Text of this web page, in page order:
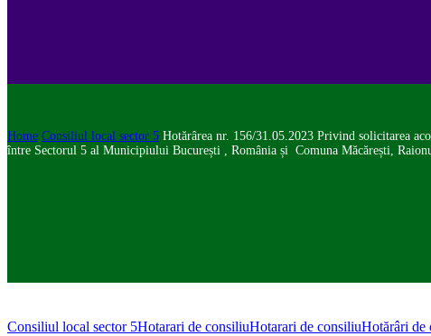
Home Consiliul local sector 5 Hotărârea nr. 156/31.05.2023 Privind solicitarea
între Sectorul 5 al Municipiului București , România și Comuna Măcărești,
Consiliul local sector 5Hotarari de consiliuHotarari de consiliuHotărâri de